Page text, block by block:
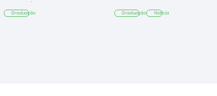
Graduação Graduação Notícia